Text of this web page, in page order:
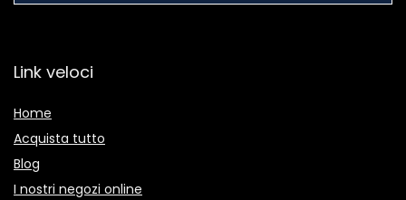
Link veloci
Home
Acquista tutto
Blog
I nostri negozi online